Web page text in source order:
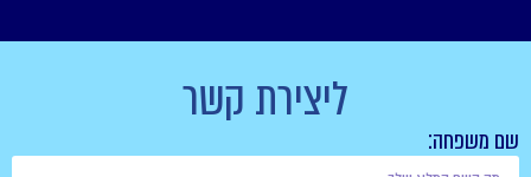
ליצירת קשר
שם משפחה: